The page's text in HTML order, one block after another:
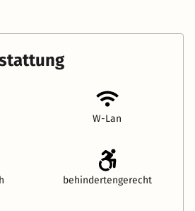
W-Lan
behindertengerecht